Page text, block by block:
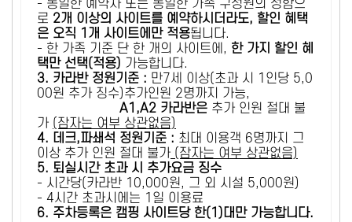
- 동일한 예약자 또는 동일한 가족 구성원의 성함으
로 2개 이상의 사이트를 예약하시더라도, 할인 혜택
은 오직 1개 사이트에만 적용됩니다.
- 한 가족 기준 단 한 개의 사이트에, 한 가지 할인 혜
택만 선택(적용) 가능합니다.
3. 카라반 정원기준 : 만7세 이상(초과 시 1인당 5,0
00원 추가 징수)추가인원 2명까지 가능,
A1,A2 카라반은 추가 인원 절대 불
가 (잠자는 여부 상관없음)
4. 데크,파쇄석 정원기준 : ​최대 이용객 6명까지 그
이상 추가 인원 절대 불가 (잠자는 여부 상관없음)
5. 퇴실시간 초과 시 추가요금 징수
- 시간당(카라반 10,000원, 그 외 시설 5,000원)
- 4시간 초과시에는 1일 이용료
6. 주차등록은 캠핑 사이트당 한(1)대만 가능합니다.